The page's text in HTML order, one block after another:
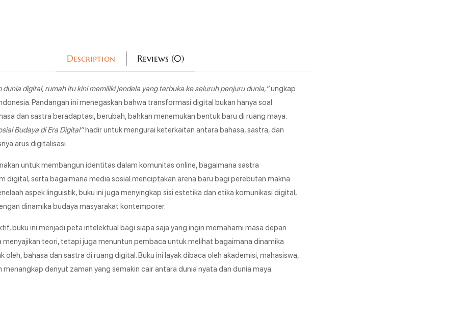
Description Reviews (0)
digital, rumah itu kini memiliki jendela yang terbuka ke seluruh penjuru dunia,”ungkap
Pandangan ini menegaskan bahwa transformasi digital bukan hanya soal
dan sastra beradaptasi, berubah, bahkan menemukan bentuk baru di ruang maya.
Budaya di Era Digital”hadir untuk mengurai keterkaitan antara bahasa, sastra, dan
arus digitalisasi.
untuk membangun identitas dalam komunitas online, bagaimana sastra
serta bagaimana media sosial menciptakan arena baru bagi perebutan makna
aspek linguistik, buku ini juga menyingkap sisi estetika dan etika komunikasi digital,
dinamika budaya masyarakat kontemporer.
buku ini menjadi peta intelektual bagi siapa saja yang ingin memahami masa depan
menyajikan teori, tetapi juga menuntun pembaca untuk melihat bagaimana dinamika
bahasa dan sastra di ruang digital. Buku ini layak dibaca oleh akademisi, mahasiswa,
denyut zaman yang semakin cair antara dunia nyata dan dunia maya.